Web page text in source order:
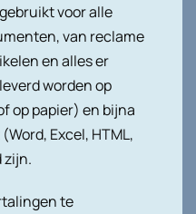
voor alle
van reclame
en alles er
worden op
op papier) en bijna
Excel, HTML,
zijn.
te